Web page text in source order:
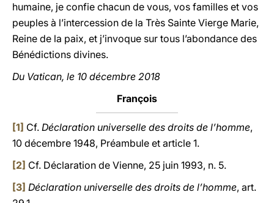
humaine, je confie chacun de vous, vos familles et vos
peuples à l’intercession de la Très Sainte Vierge Marie,
Reine de la paix, et j’invoque sur tous l’abondance des
Bénédictions divines.
Du Vatican, le 10 décembre 2018
François
[1] Cf. Déclaration universelle des droits de l’homme,
10 décembre 1948, Préambule et article 1.
[2] Cf. Déclaration de Vienne, 25 juin 1993, n. 5.
[3] Déclaration universelle des droits de l’homme, art.